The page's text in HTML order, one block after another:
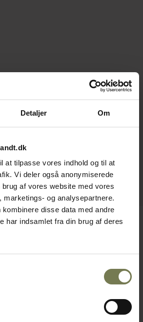
Detaljer Om
at tilpasse vores indhold og til at
Vi deler også anonymiserede
af vores website med vores
marketings- og analysepartnere.
disse data med andre
har indsamlet fra din brug af deres
varer